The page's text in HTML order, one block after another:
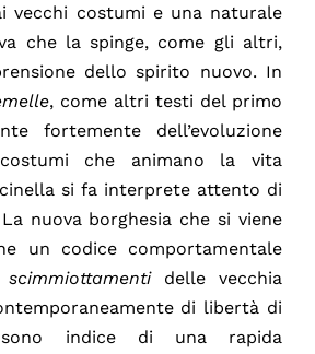
vecchi costumi e una naturale
che la spinge, come gli altri,
dello spirito nuovo. In
, come altri testi del primo
fortemente dell’evoluzione
che animano la vita
si fa interprete attento di
nuova borghesia che si viene
un codice comportamentale
scimmiottamentidelle vecchia
di libertà di
indice di una rapida